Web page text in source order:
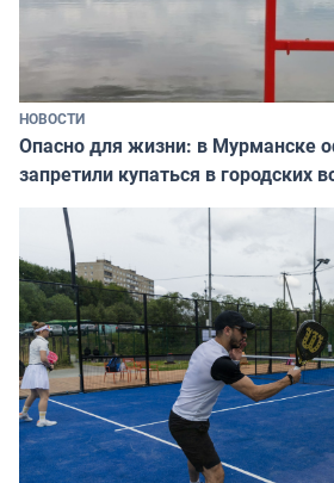
НОВОСТИ
Опасно для жизни: в Мурманске
запретили купаться в городских